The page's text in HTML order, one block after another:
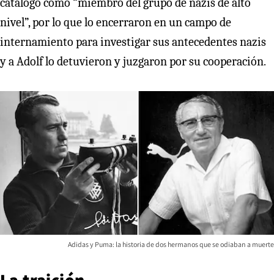
nivel”, por lo que lo encerraron en un campo de
internamiento para investigar sus antecedentes nazis
y a Adolf lo detuvieron y juzgaron por su cooperación.
Adidas y Puma: la historia de dos hermanos que se odiaban a muerte